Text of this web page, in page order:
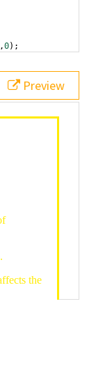
,0);
bottom ,
Preview